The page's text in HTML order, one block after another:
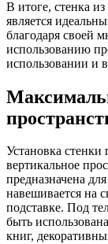
В итоге, стенка
является
благодаря своей
использованию
использовании и
Установка стенки
вертикальное
предназначена
навешивается на
подставке. Под
быть
книг,